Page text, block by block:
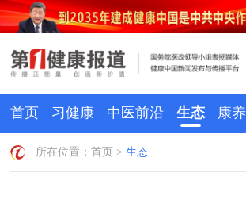
首页 习健康 中医前沿 生态 康养
所在位置：首页 >生态